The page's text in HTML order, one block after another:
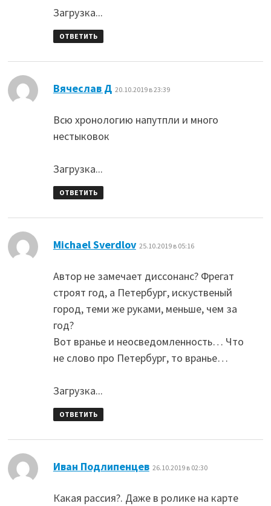
Загрузка...
ОТВЕТИТЬ
Вячеслав Д 20.10.2019 в 23:39
Всю хронологию напутпли и много
нестыковок
Загрузка...
ОТВЕТИТЬ
Michael Sverdlov: 25.10.2019 в 05:16
Автор не замечает диссонанс? Фрегат
строят год, а Петербург, искуственый
город, теми же руками, меньше, чем за
год?
Вот вранье и неосведомленность… Что
не слово про Петербург, то вранье…
Загрузка...
ОТВЕТИТЬ
Иван Подлипенцев: 26.10.2019 в 02:30
Какая рассия?. Даже в ролике на карте